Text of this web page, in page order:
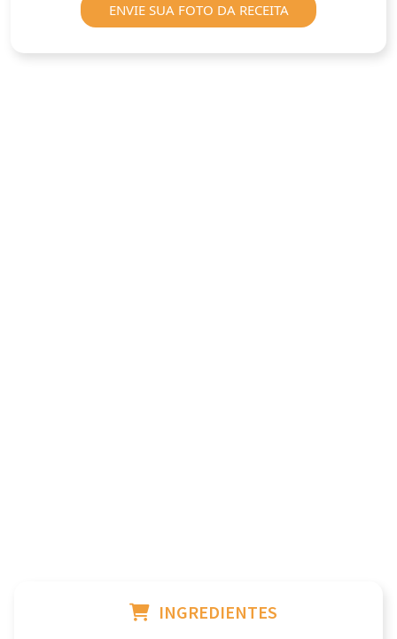
ENVIE SUA FOTO DA RECEITA
INGREDIENTES